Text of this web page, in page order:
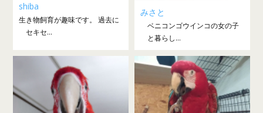
shiba
生き物飼育が趣味です。 過去に
セキセ...
みさと
ベニコンゴウインコの女の子
と暮らし...